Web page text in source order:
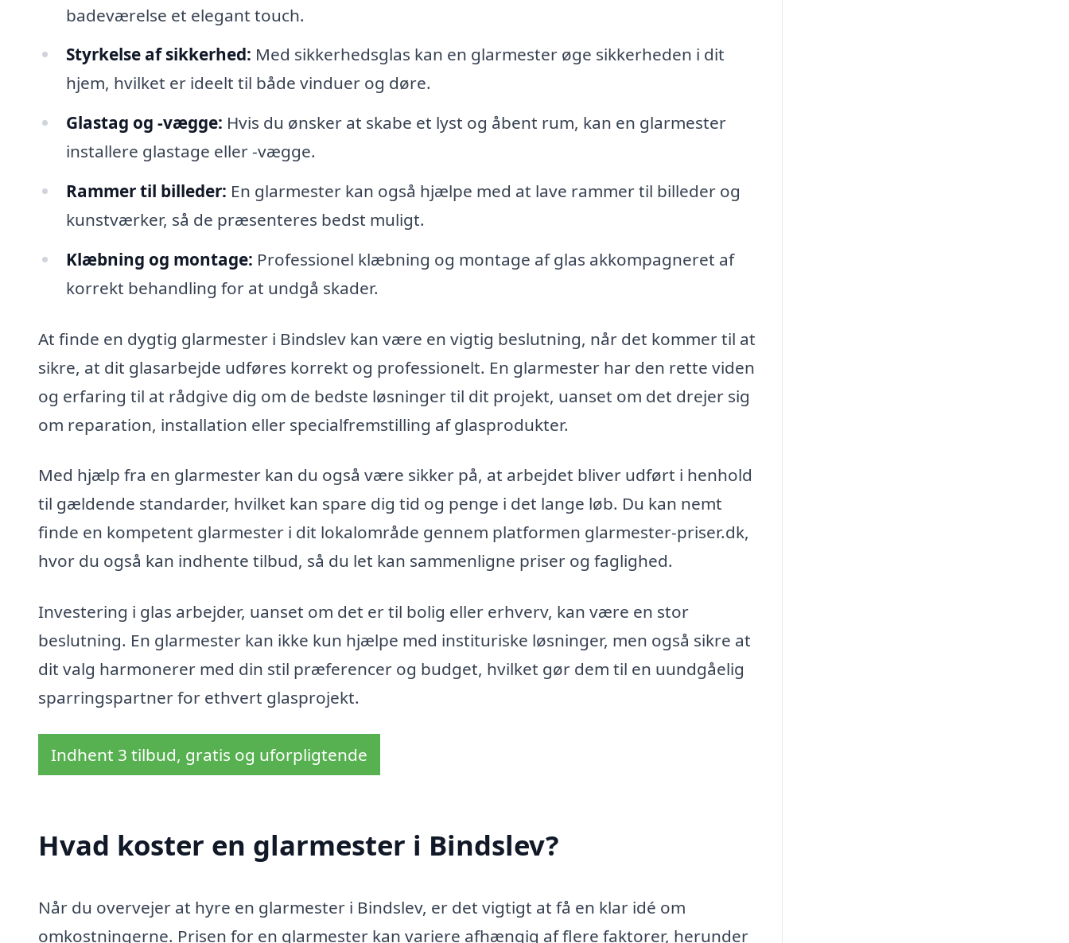
badeværelse et elegant touch.
Styrkelse af sikkerhed: Med sikkerhedsglas kan en glarmester øge sikkerheden i dit
hjem, hvilket er ideelt til både vinduer og døre.
Glastag og -vægge: Hvis du ønsker at skabe et lyst og åbent rum, kan en glarmester
installere glastage eller -vægge.
Rammer til billeder: En glarmester kan også hjælpe med at lave rammer til billeder og
kunstværker, så de præsenteres bedst muligt.
Klæbning og montage: Professionel klæbning og montage af glas akkompagneret af
korrekt behandling for at undgå skader.
At finde en dygtig glarmester i Bindslev kan være en vigtig beslutning, når det kommer til at
sikre, at dit glasarbejde udføres korrekt og professionelt. En glarmester har den rette viden
og erfaring til at rådgive dig om de bedste løsninger til dit projekt, uanset om det drejer sig
om reparation, installation eller specialfremstilling af glasprodukter.
Med hjælp fra en glarmester kan du også være sikker på, at arbejdet bliver udført i henhold
til gældende standarder, hvilket kan spare dig tid og penge i det lange løb. Du kan nemt
finde en kompetent glarmester i dit lokalområde gennem platformen glarmester-priser.dk,
hvor du også kan indhente tilbud, så du let kan sammenligne priser og faglighed.
Investering i glas arbejder, uanset om det er til bolig eller erhverv, kan være en stor
beslutning. En glarmester kan ikke kun hjælpe med instituriske løsninger, men også sikre at
dit valg harmonerer med din stil præferencer og budget, hvilket gør dem til en uundgåelig
sparringspartner for ethvert glasprojekt.
Indhent 3 tilbud, gratis og uforpligtende
Hvad koster en glarmester i Bindslev?
Når du overvejer at hyre en glarmester i Bindslev, er det vigtigt at få en klar idé om
omkostningerne. Prisen for en glarmester kan variere afhængig af flere faktorer, herunder